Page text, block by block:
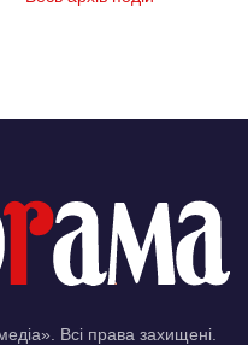
Всі права захищені.